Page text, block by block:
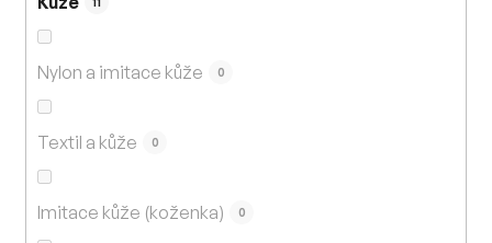
Nylon a imitace kůže 0
Textil a kůže 0
Imitace kůže (koženka) 0